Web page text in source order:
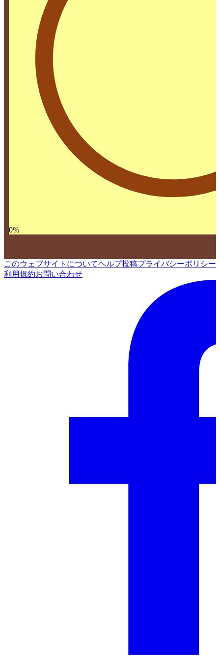
0%
このウェブサイトについてヘルプ投稿プライバシーポリシー
利用規約お問い合わせ